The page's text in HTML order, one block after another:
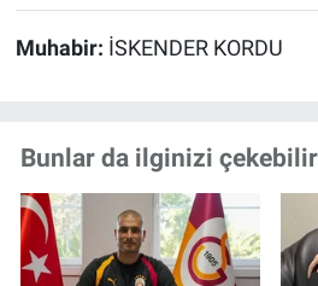
Muhabir: İSKENDER KORDU
Bunlar da ilginizi çekebilir